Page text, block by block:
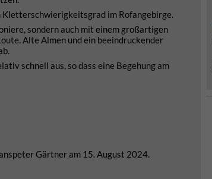
im Rofangebirge.
sondern auch mit einem großartigen
Alte Almen und ein beeindruckender
schnell aus, so dass eine Begehung am
Gärtner am 15. August 2024.